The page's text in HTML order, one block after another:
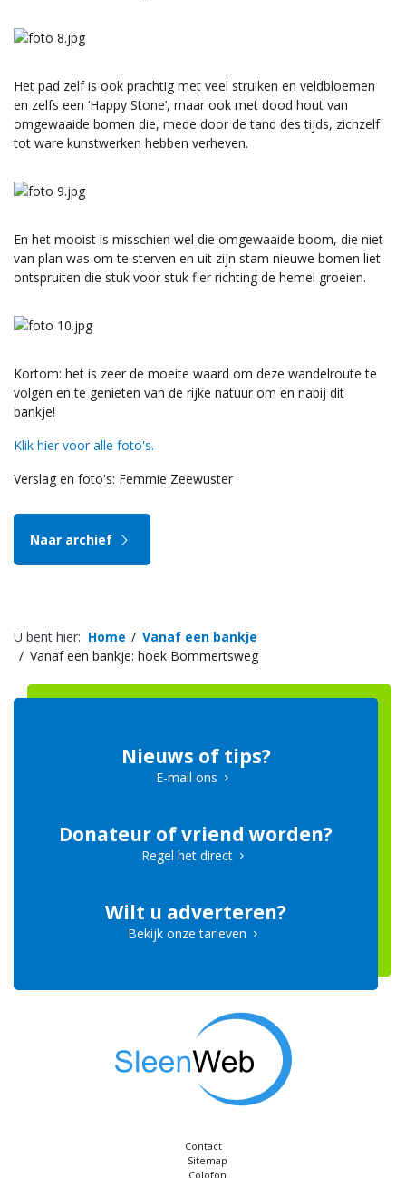
Het pad zelf is ook prachtig met veel struiken en veldbloemen
en zelfs een ‘Happy Stone’, maar ook met dood hout van
omgewaaide bomen die, mede door de tand des tijds, zichzelf
tot ware kunstwerken hebben verheven.
En het mooist is misschien wel die omgewaaide boom, die niet
van plan was om te sterven en uit zijn stam nieuwe bomen liet
ontspruiten die stuk voor stuk fier richting de hemel groeien.
Kortom: het is zeer de moeite waard om deze wandelroute te
volgen en te genieten van de rijke natuur om en nabij dit
bankje!
Klik hier voor alle foto's.
Verslag en foto's: Femmie Zeewuster
Naar archief
U bent hier: Home
Vanaf een bankje
Vanaf een bankje: hoek Bommertsweg
Nieuws of tips?
E-mail ons
Donateur of vriend worden?
Regel het direct
Wilt u adverteren?
Bekijk onze tarieven
Contact
Sitemap
Colofon